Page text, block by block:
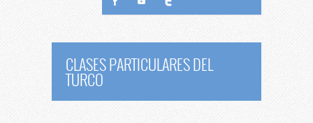
CLASES PARTICULARES DEL
TURCO